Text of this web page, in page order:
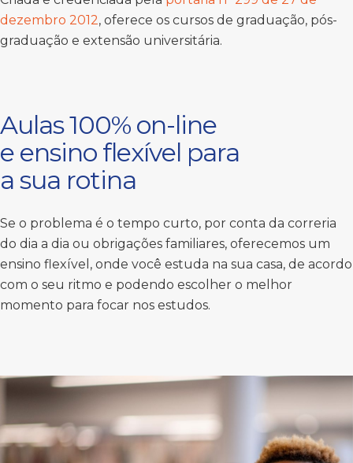
dezembro 2012, oferece os cursos de graduação, pós-
graduação e extensão universitária.
Aulas 100% on-line
e ensino flexível para
a sua rotina
Se o problema é o tempo curto, por conta da correria
do dia a dia ou obrigações familiares, oferecemos um
ensino flexível, onde você estuda na sua casa, de acordo
com o seu ritmo e podendo escolher o melhor
momento para focar nos estudos.